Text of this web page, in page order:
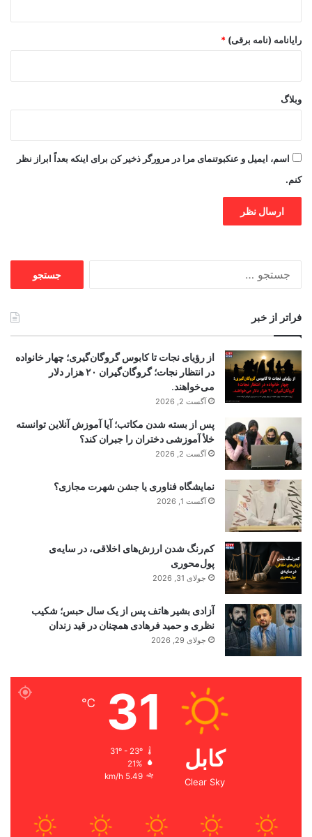
رایانامه (نامه برقی) *
وبلاگ
اسم، ایمیل و عنکبوتنمای مرا در مرورگر ذخیر کن برای اینکه بعداً ابراز نظر
کنم.
فراتر از خبر
از رؤیای نجات تا کابوس گروگان‌گیری؛ چهار خانواده
در انتظار نجات؛ گروگان‌گیران ۲۰ هزار دلار
می‌خواهند.
آگست 2, 2026
پس از بسته شدن مکاتب؛ آیا آموزش آنلاین توانسته
خلأ آموزشی دختران را جبران کند؟
آگست 2, 2026
نمایشگاه فناوری یا جشن شهرت مجازی؟
آگست 1, 2026
کم‌رنگ شدن ارزش‌های اخلاقی، در سایه‌ی
پول‌محوری
جولای 31, 2026
آزادی بشیر هاتف پس از یک سال حبس؛ شکیب
نظری و حمید فرهادی همچنان در قید زندان
جولای 29, 2026
کابل
Clear Sky
31
℃
31º - 23º
21%
5.49 km/h